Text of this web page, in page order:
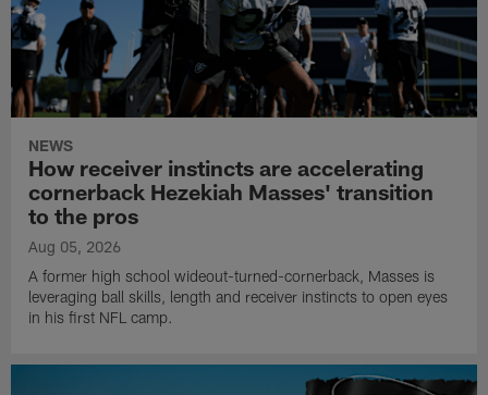
NEWS
How receiver instincts are accelerating
cornerback Hezekiah Masses' transition
to the pros
Aug 05, 2026
A former high school wideout-turned-cornerback, Masses is
leveraging ball skills, length and receiver instincts to open eyes
in his first NFL camp.